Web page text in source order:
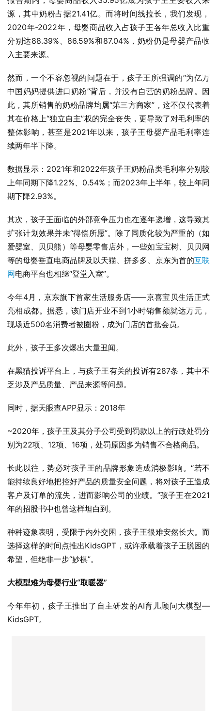
源，其中奶粉占据21.41亿。而将时间线拉长，我们发现，
2020年-2022年，母婴商品收入占孩子王各年总收入比重
分别达88.39%、86.59%和87.04%，奶粉仍是母婴产品收
入主要来源。
然而，一个不容忽视的问题在于，孩子王所强调的“为亿万
中国妈妈提供进口奶粉”背后，并没有自营的奶粉品牌。因
此，其所销售的奶粉品牌均属“第三方商家”，这不仅代表着
其在价格上“独立自主”权的完全丧失，更导致了对毛利率的
整体影响，甚至是2021年以来，孩子王母婴产品毛利率连
续两年半下降。
数据显示：2021年和2022年孩子王奶粉品类毛利率分别较
上年同期下降1.22%、0.54%；而2023年上半年，较上年同
期下降2.93%。
其次，孩子王面临的外部竞争压力也在逐年递增，这导致其
扩张计划效果并未“得偿所愿”。除了同质化较为严重的（如
爱婴室、贝贝熊）等母婴零售店外，一些如宝宝树、贝贝网
等的母婴垂直电商品牌及以天猫、拼多多、京东为首的互联
网电商平台也相继“登堂入室”。
今年4月，京东旗下首家生活服务店——京喜宝贝生活正式
亮相成都。据悉，该门店开业不到1小时销售额就达万元，
现场近500名消费者被圈粉，成为门店的首批会员。
此外，孩子王多次爆出大量丑闻。
在黑猫投诉平台上，与孩子王有关的投诉有287条，其中不
乏涉及产品质量、产品来源等问题。
同时，据天眼查APP显示：2018年
~2020年，孩子王及其分子公司受到罚款以上的行政处罚分
别为22项、12项、16项，处罚原因多为销售不合格商品。
长此以往，势必对孩子王的品牌形象造成消极影响。“若不
能持续良好地把控好产品的质量安全问题，将对孩子王造成
客户及订单的流失，进而影响公司的业绩。”孩子王在2021
年的招股书中也曾这样坦白到。
种种迹象表明，受限于内外交困，孩子王很难安然长大。而
选择这样的时间点推出KidsGPT，或许承载着孩子王脱困的
希望，但绝非一步“妙棋”。
大模型难为母婴行业“取暖器”
今年年初，孩子王推出了自主研发的AI育儿顾问大模型—
KidsGPT。